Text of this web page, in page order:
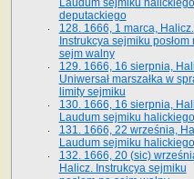
Laudum sejmiku halickiego
deputackiego
128. 1666, 1 marca, Halicz.
Instrukcya sejmiku posłom
sejm walny
129. 1666, 16 sierpnia,
Uniwersał marszałka w
limity sejmiku
130. 1666, 16 sierpnia,
Laudum sejmiku halickiego
131. 1666, 22 września,
Laudum sejmiku halickiego
132. 1666, 20 (sic)
Halicz. Instrukcya sejmiku